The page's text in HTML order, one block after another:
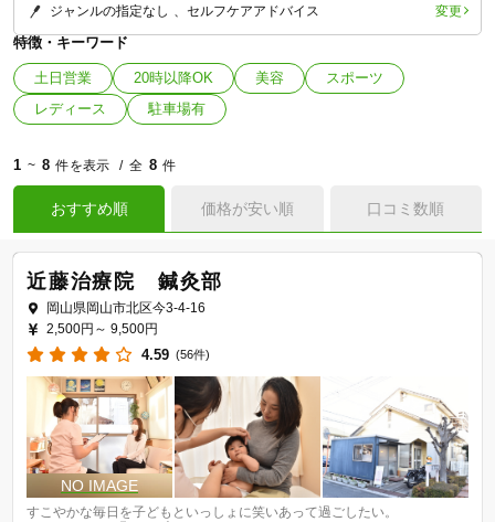
ジャンルの指定なし セルフケアアドバイス 変更
特徴・キーワード
土日営業 20時以降OK 美容
スポーツ
レディース
駐車場有
1 ~ 8 件を表示 全 8 件
おすすめ順 価格が安い順 口コミ数順
近藤治療院 鍼灸部
岡山県岡山市北区今3-4-16
2,500円～ 9,500円
4.59 (56件)
すこやかな毎日を子どもといっしょに笑いあって過ごしたい。
「健康にはりを見た」